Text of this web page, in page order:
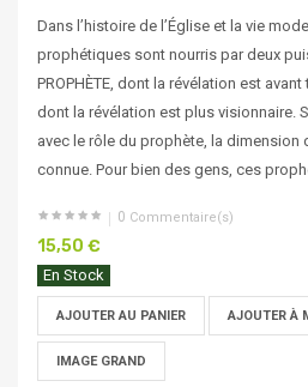
Dans l’histoire de l’Église et la vie
prophétiques sont nourris par deux
PROPHÈTE, dont la révélation est avant
dont la révélation est plus visionnaire.
avec le rôle du prophète, la dimension
connue. Pour bien des gens, ces
0 Commentaire(s)
15,50 €
En Stock
AJOUTER AU PANIER AJOUTER À
IMAGE GRAND